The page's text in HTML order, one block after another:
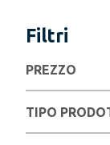
Filtri
PREZZO
TIPO